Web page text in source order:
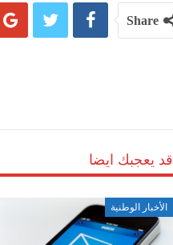
Share
قد يعجبك ايضا
الأخبار الوطنية